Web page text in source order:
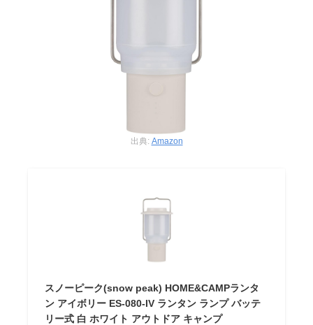
出典: Amazon
スノーピーク(snow peak) HOME&CAMPランタ
ン アイボリー ES-080-IV ランタン ランプ バッテ
リー式 白 ホワイト アウトドア キャンプ